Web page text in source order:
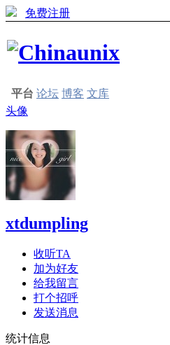
免费注册
平台 论坛 博客 文库
头像
xtdumpling
收听TA
加为好友
给我留言
打个招呼
发送消息
统计信息